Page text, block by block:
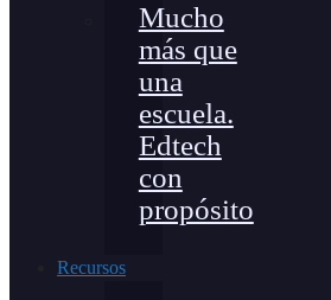
Mucho
más que
una
escuela.
Edtech
con
propósito
Recursos